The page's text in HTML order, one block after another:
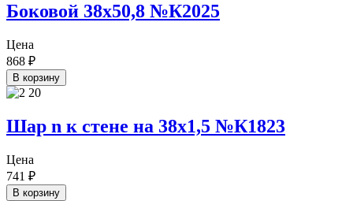
Боковой 38х50,8 №К2025
Цена
868 ₽
В корзину
Шар n к стене на 38х1,5 №К1823
Цена
741 ₽
В корзину